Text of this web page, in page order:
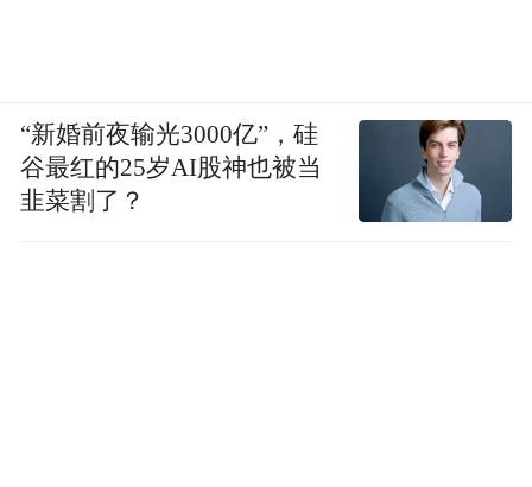
“新婚前夜输光3000亿”，硅
谷最红的25岁AI股神也被当
韭菜割了？